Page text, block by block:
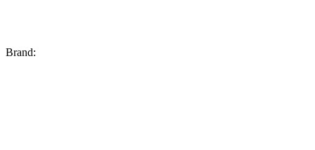
Brand: